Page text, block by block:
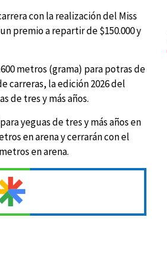
con la realización del Miss
premio a repartir de $150.000 y
metros (grama) para potras de
carreras, la edición 2026 del
de tres y más años.
yeguas de tres y más años en
en arena y cerrarán con el
en arena.